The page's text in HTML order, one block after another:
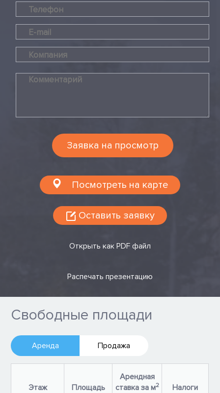
Заявка на просмотр
Посмотреть на карте
Оставить заявку
Открыть как PDF файл
Распечать презентацию
Свободные площади
Аренда Продажа
Этаж Площадь
Арендная
ставка за м2 Налоги